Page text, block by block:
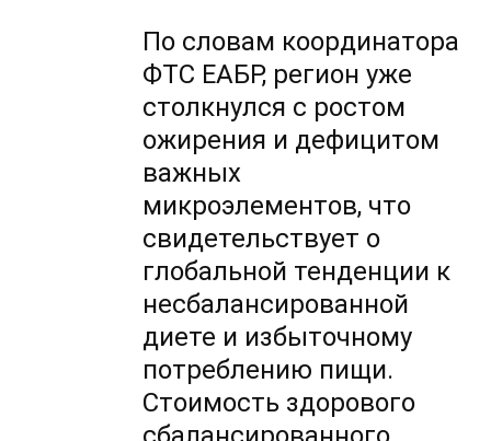
По словам координатора
ФТС ЕАБР, регион уже
столкнулся с ростом
ожирения и дефицитом
важных
микроэлементов, что
свидетельствует о
глобальной тенденции к
несбалансированной
диете и избыточному
потреблению пищи.
Стоимость здорового